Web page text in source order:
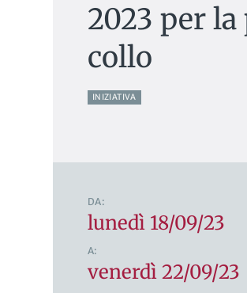
2023 per
collo
INIZIATIVA
DA:
lunedì 18/09/23
A:
venerdì 22/09/23